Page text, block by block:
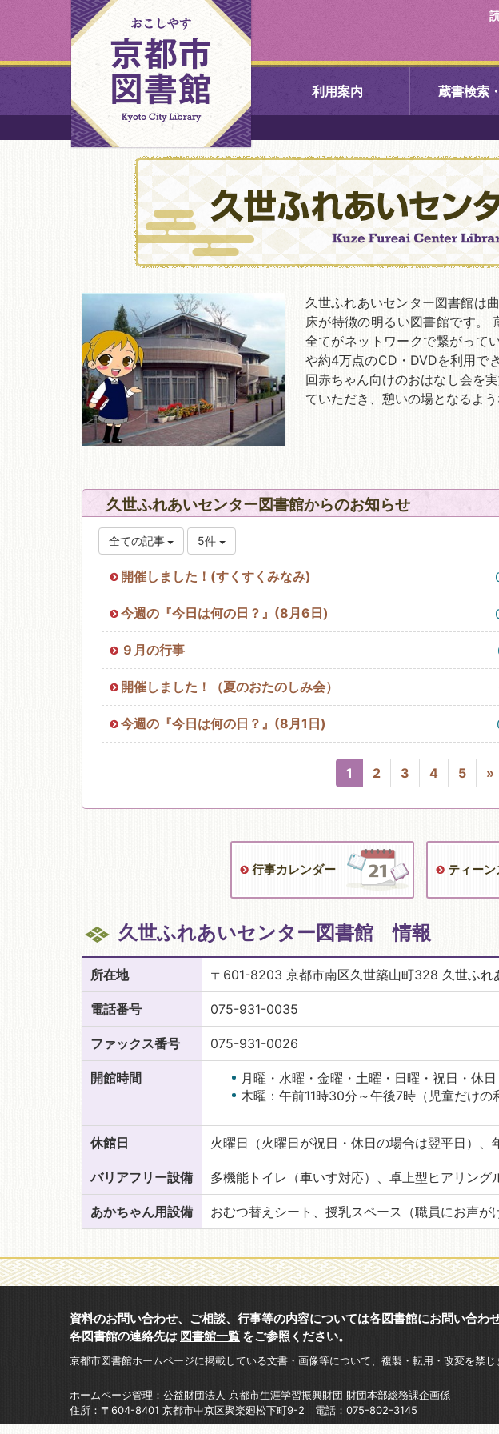
利用案内 蔵書検索
中央図書館 右京
北図書館 左京
山科図書館 下京
醍醐図書館 久我
移動図書館
久世ふれあいセンター図書館は
床が特徴の明るい図書館です。
全てがネットワークで繋がって
や約4万点のCD・DVDを利用で
回赤ちゃん向けのおはなし会を
ていただき、憩いの場となるよ
久世ふれあいセンター図書館からのお知らせ
全ての記事 5件
開催しました！(すくすくみなみ)
今週の『今日は何の日？』(8月6日)
９月の行事
開催しました！（夏のおたのしみ会）
今週の『今日は何の日？』(8月1日)
1 2 3 4 5 »
行事カレンダー ティー
久世ふれあいセンター図書館 情報
所在地 〒601-8203 京都市南区久世築山町328 久世ふれ
電話番号 075-931-0035
ファックス番号 075-931-0026
開館時間
月曜・水曜・金曜・土曜・日曜・祝日・休
木曜：午前11時30分～午後7時（児童だけの
休館日 火曜日（火曜日が祝日・休日の場合は翌平日）、
バリアフリー設備 多機能トイレ（車いす対応）、卓上型ヒアリング
あかちゃん用設備 おむつ替えシート、授乳スペース（職員にお声が
資料のお問い合わせ、ご相談、行事等の内容については各図書館にお問い合わせ
各図書館の連絡先は 図書館一覧 をご参照ください。
京都市図書館ホームページに掲載している文書・画像等について、複製・転用・改変を禁じ
ホームページ管理：公益財団法人 京都市生涯学習振興財団 財団本部総務課企画係
住所：〒604-8401 京都市中京区聚楽廻松下町9-2 電話：075-802-3145